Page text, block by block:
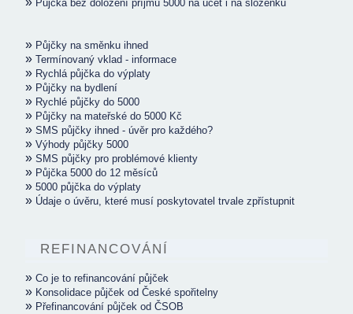
Půjčka bez doložení příjmů 5000 na účet i na složenku
» Půjčky na směnku ihned
» Termínovaný vklad - informace
» Rychlá půjčka do výplaty
» Půjčky na bydlení
» Rychlé půjčky do 5000
» Půjčky na mateřské do 5000 Kč
» SMS půjčky ihned - úvěr pro každého?
» Výhody půjčky 5000
» SMS půjčky pro problémové klienty
» Půjčka 5000 do 12 měsíců
» 5000 půjčka do výplaty
» Údaje o úvěru, které musí poskytovatel trvale zpřístupnit
REFINANCOVÁNÍ
» Co je to refinancování půjček
» Konsolidace půjček od České spořitelny
» Přefinancování půjček od ČSOB